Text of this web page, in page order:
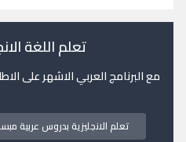
تعلم اللغة
مع البرنامج العربي الاشهر على الاطلاق
تعلم الانجليزية بدروس عربية